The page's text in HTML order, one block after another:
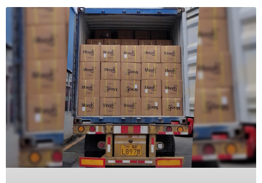
Videograbadoras
Móviles,
Dash
Cams y
Body
Cams
AccesoriosBody
Cams
(Portátiles)Cámaras
Dash
Cams
Videoporteros
e